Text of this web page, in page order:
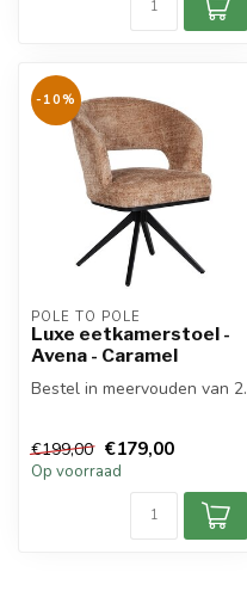
-10%
POLE TO POLE
Luxe eetkamerstoel -
Avena - Caramel
Bestel in meervouden van 2.
€199,00 €179,00
Op voorraad